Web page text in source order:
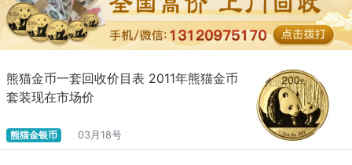
熊猫金币一套回收价目表 2011年熊猫金币
套装现在市场价
熊猫金银币 03月18号